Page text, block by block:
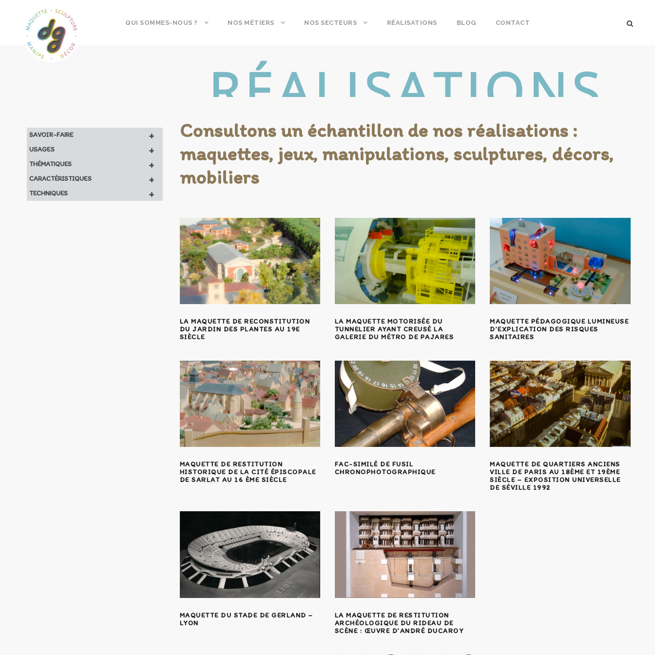
QUI SOMMES-NOUS ? NOS MÉTIERS NOS SECTEURS RÉALISATIONS BLOG CONTACT
Consultons un échantillon de nos réalisations :
maquettes, jeux, manipulations, sculptures, décors,
mobiliers
LA MAQUETTE DE RECONSTITUTION
DU JARDIN DES PLANTES AU 19E
SIÈCLE
LA MAQUETTE MOTORISÉE DU
TUNNELIER AYANT CREUSÉ LA
GALERIE DU MÉTRO DE PAJARES
MAQUETTE PÉDAGOGIQUE LUMINEUSE
D’EXPLICATION DES RISQUES
SANITAIRES
MAQUETTE DE RESTITUTION
HISTORIQUE DE LA CITÉ ÉPISCOPALE
DE SARLAT AU 16 ÈME SIÈCLE
FAC-SIMILÉ DE FUSIL
CHRONOPHOTOGRAPHIQUE
MAQUETTE DE QUARTIERS ANCIENS
VILLE DE PARIS AU 18ÈME ET 19ÈME
SIÈCLE – EXPOSITION UNIVERSELLE
DE SÉVILLE 1992
MAQUETTE DU STADE DE GERLAND –
LYON
LA MAQUETTE DE RESTITUTION
ARCHÉOLOGIQUE DU RIDEAU DE
SCÈNE : ŒUVRE D’ANDRÉ DUCAROY
+
SAVOIR-FAIRE
+
USAGES
+
THÉMATIQUES
+
CARACTÉRISTIQUES
+
TECHNIQUES